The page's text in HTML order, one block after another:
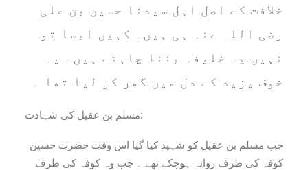
خلافت کے اصل اہل سیدنا حسین بن علی
رضی اللہ عنہ ہی ہیں۔ کہیں ایسا تو
نہیں یہ خلیفہ بننا چاہتے ہیں۔ یہ
خوف یزید کے دل میں گھر کر لیا تھا ۔
مسلم بن عقیل کی شہادت:
جب مسلم بن عقیل کو شہید کیا گیا اس وقت حضرت حسین
کوفہ کی طرف روانہ ہوچکے تھے ۔ جب وہ کوفہ کی طرف